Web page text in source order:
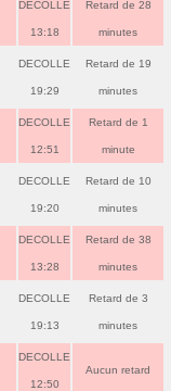
DECOLLE
13:18
Retard de 28
minutes
DECOLLE
19:29
Retard de 19
minutes
DECOLLE
12:51
Retard de 1
minute
DECOLLE
19:20
Retard de 10
minutes
DECOLLE
13:28
Retard de 38
minutes
DECOLLE
19:13
Retard de 3
minutes
DECOLLE
12:50
Aucun retard